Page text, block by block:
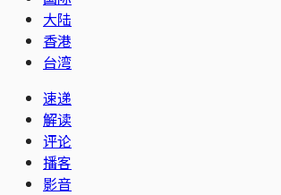
大陆
香港
台湾
速递
解读
评论
播客
影音